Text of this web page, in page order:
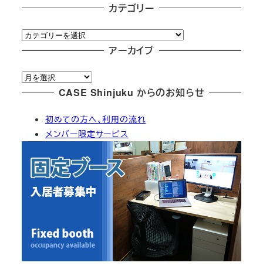
カテゴリー
カ
テ
リ
ー
アーカイブ
ア
ー
CASE Shinjuku からのお知らせ
初めての方へ、利用の流れ
メンバー限定サービス